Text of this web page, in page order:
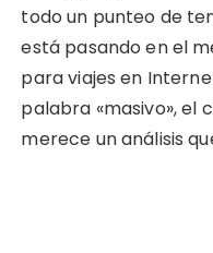
todo un punteo de
está pasando en el
para viajes en
palabra «masivo», el
merece un análisis